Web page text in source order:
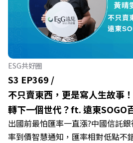
你的同事，正在用哪種「不一致」
何在中高壓的「三明治主管」困境
遠見雜誌總編輯 林讓均 與談人／
作者 李崇義、謝佳芸 +++++ 🫧清
清生活的雜亂。 點開看質感養成術
https://gvmkt.pse.is/9al3px ✨關
LINE：https://reurl.cc/A4ELQp IG：
https://bit.ly/3AjBWNV YT：
Powered by Firstory Hosting
ESG共好圈
S3 EP369 /
不只賣東西，更是寫人生故事
轉下一個世代？ft. 遠東SOGO
出國前最怕匯率一直漲?中國信託
率到價智慧通知，匯率相對低點不